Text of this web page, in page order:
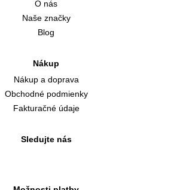
O nás
Naše značky
Blog
Nákup
Nákup a doprava
Obchodné podmienky
Fakturačné údaje
Sledujte nás